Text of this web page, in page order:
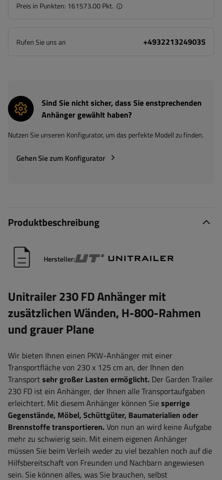
Preis in Punkten: 161573.00 Pkt.
Rufen Sie uns an +4932213249035
Sind Sie nicht sicher, dass Sie enstprechenden
Anhänger gewählt haben?
Nutzen Sie unseren Konfigurator, um das perfekte Modell zu finden.
Gehen Sie zum Konfigurator
Produktbeschreibung
Hersteller:
Unitrailer 230 FD Anhänger mit
zusätzlichen Wänden, H-800-Rahmen
und grauer Plane
Wir bieten Ihnen einen PKW-Anhänger mit einer
Transportfläche von 230 x 125 cm an, der Ihnen den
Transportsehr großer Lasten ermöglicht. Der Garden Trailer
230 FD ist ein Anhänger, der Ihnen alle Transportaufgaben
erleichtert. Mit diesem Anhänger können Siesperrige
Gegenstände, Möbel, Schüttgüter, Baumaterialien oder
Brennstoffe transportieren.Von nun an wird keine Aufgabe
mehr zu schwierig sein. Mit einem eigenen Anhänger
müssen Sie beim Verleih weder zu viel bezahlen noch auf die
Hilfsbereitschaft von Freunden und Nachbarn angewiesen
sein. Sie können alles, was Sie brauchen, selbst